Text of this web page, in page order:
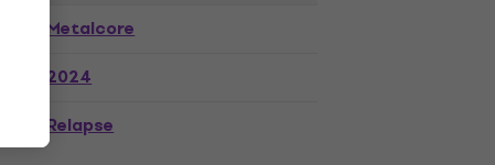
Metalcore
2024
Relapse